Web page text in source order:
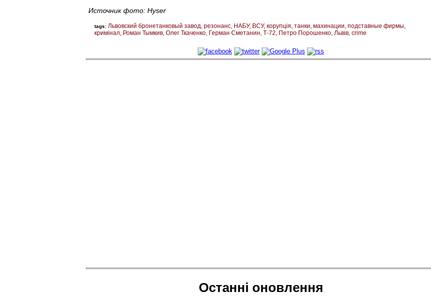
Источник фото: Hyser
tags: Львовский бронетанковый завод резонанс НАБУ ВСУ корупція танки махинации подставные фирмы
кримінал Роман Тымкив Олег Ткаченко Герман Сметанин Т-72 Петро Порошенко Львів crime
Останні оновлення